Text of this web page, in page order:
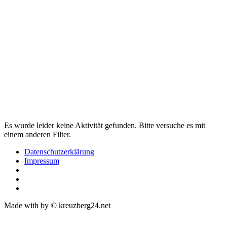
Es wurde leider keine Aktivität gefunden. Bitte versuche es mit
einem anderen Filter.
Datenschutzerklärung
Impressum
Made with by © kreuzberg24.net